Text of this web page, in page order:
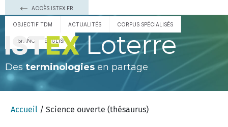
ACCÈS ISTEX.FR
OBJECTIF TDM ACTUALITÉS CORPUS SPÉCIALISÉS
ESPAÑOL ENGLISH Loterre
Des terminologies en partage
Accueil / Science ouverte (thésaurus)